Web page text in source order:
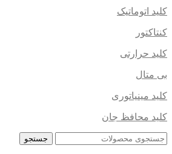
کلید اتوماتیک
کنتاکتور
کلید حرارتی
بی متال
کلید مینیاتوری
کلید محافظ جان
جستجو